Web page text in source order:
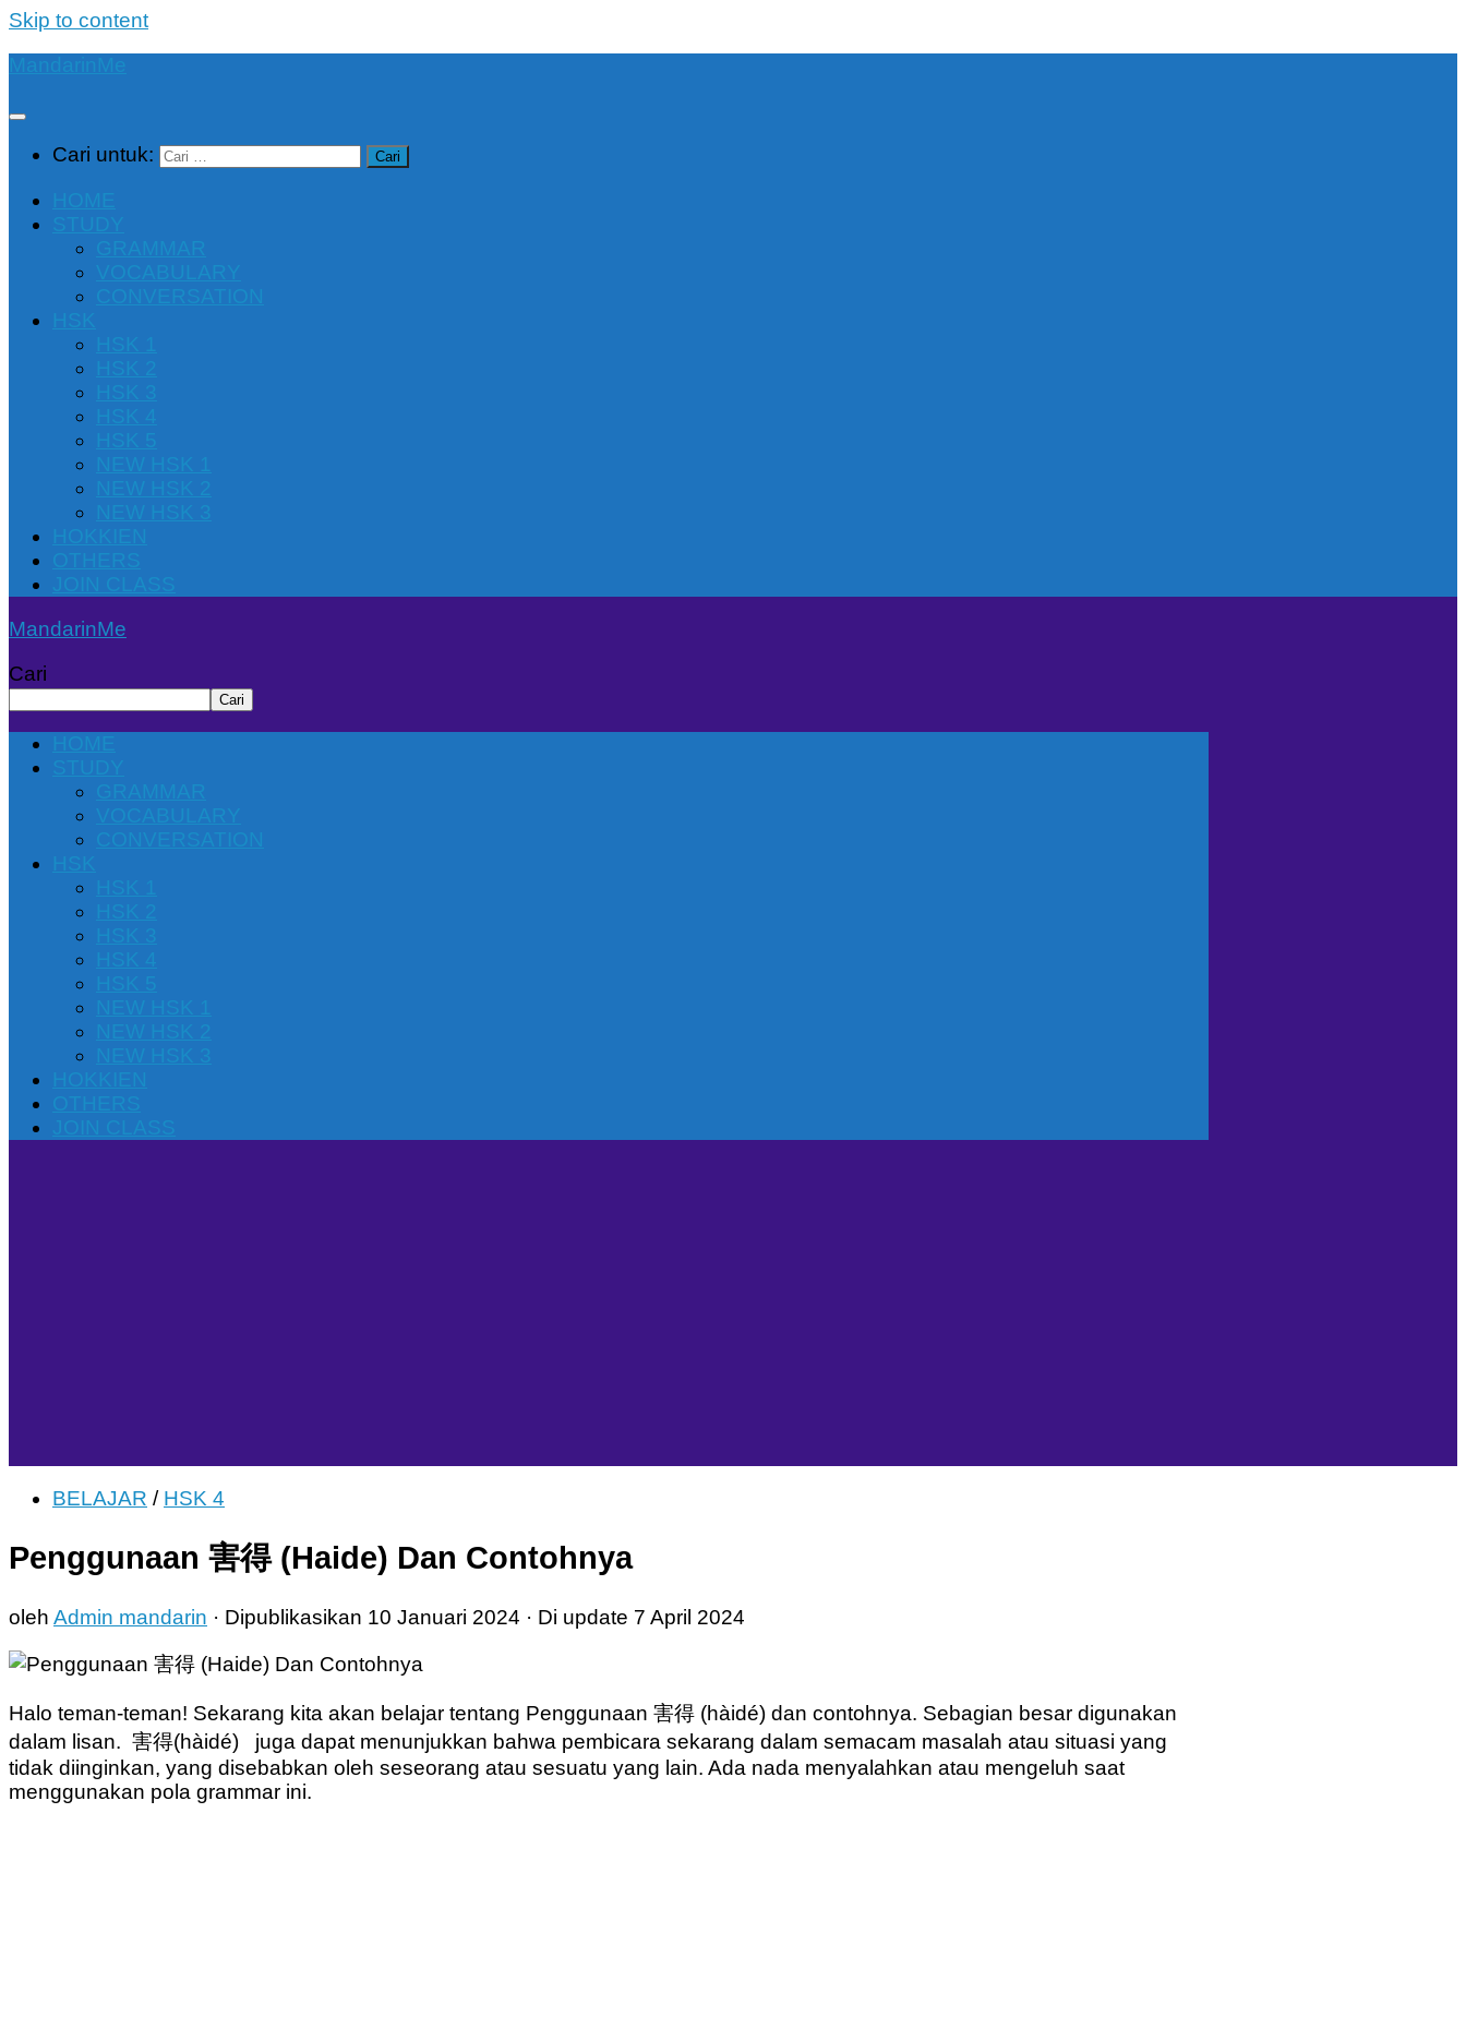
Skip to content
MandarinMe
Cari untuk:
HOME
STUDY
GRAMMAR
VOCABULARY
CONVERSATION
HSK
HSK 1
HSK 2
HSK 3
HSK 4
HSK 5
NEW HSK 1
NEW HSK 2
NEW HSK 3
HOKKIEN
OTHERS
JOIN CLASS
MandarinMe
Cari
Cari
HOME
STUDY
GRAMMAR
VOCABULARY
CONVERSATION
HSK
HSK 1
HSK 2
HSK 3
HSK 4
HSK 5
NEW HSK 1
NEW HSK 2
NEW HSK 3
HOKKIEN
OTHERS
JOIN CLASS
BELAJAR / HSK 4
Penggunaan 害得 (Haide) Dan Contohnya
oleh Admin mandarin · Dipublikasikan 10 Januari 2024 · Di update 7 April 2024
Halo teman-teman! Sekarang kita akan belajar tentang Penggunaan 害得 (hàidé) dan contohnya. Sebagian besar digunakan
dalam lisan. 害得(hàidé) juga dapat menunjukkan bahwa pembicara sekarang dalam semacam masalah atau situasi yang
tidak diinginkan, yang disebabkan oleh seseorang atau sesuatu yang lain. Ada nada menyalahkan atau mengeluh saat
menggunakan pola grammar ini.